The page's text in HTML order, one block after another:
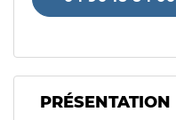
PRÉSENTATION